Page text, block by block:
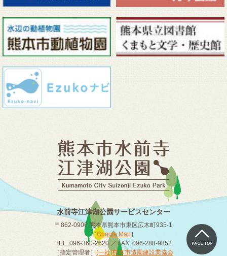
水前寺江津湖公園サービスセンター
〒862-0906 熊本県熊本市東区広木町935-1
［Google Map］
TEL. 096-360-2620 ／ FAX. 096-288-9852
［指定管理者］ (一社)熊本市造園建設業協会